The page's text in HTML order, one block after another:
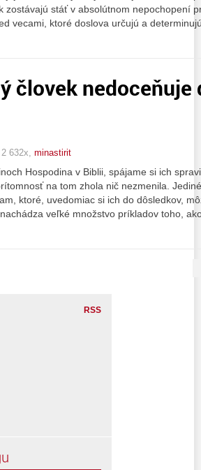
zostávajú stáť v absolútnom nepochopení
vecami, ktoré doslova určujú a
človek nedoceňuje
632x, minastirit
Hospodina v Biblii, spájame si ich
na tom zhola nič nezmenila.
ktoré, uvedomiac si ich do dôsledkov,
veľké množstvo príkladov toho,
RSS